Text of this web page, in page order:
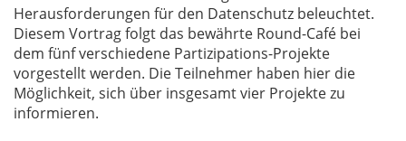
Herausforderungen für den Datenschutz beleuchtet.
Diesem Vortrag folgt das bewährte Round-Café bei
dem fünf verschiedene Partizipations-Projekte
vorgestellt werden. Die Teilnehmer haben hier die
Möglichkeit, sich über insgesamt vier Projekte zu
informieren.